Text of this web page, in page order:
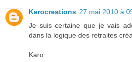
Karocreations 27 mai 2010 à
Je suis certaine que je vais
dans la logique des retraites
Karo